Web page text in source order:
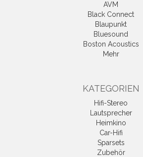
AVM
Black Connect
Blaupunkt
Bluesound
Boston Acoustics
Mehr
KATEGORIEN
Hifi-Stereo
Lautsprecher
Heimkino
Car-Hifi
Sparsets
Zubehör